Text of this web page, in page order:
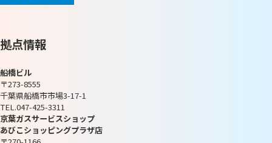
拠点情報
船橋ビル
〒273-8555
千葉県船橋市市場3-17-1
TEL.047-425-3311
京葉ガスサービスショップ
あびこショッピングプラザ店